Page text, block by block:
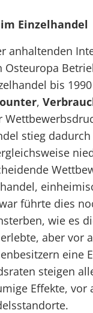
Einzelhandel
anhaltenden
Osteuropa
bis
,
stieg
führte dies
wie es
aber vor
eine
steigen
Effekte,